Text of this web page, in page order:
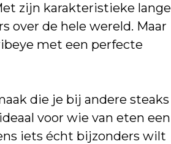
zijn karakteristieke lange
over de hele wereld. Maar
met een perfecte
die je bij andere steaks
voor wie van eten een
iets écht bijzonders wilt